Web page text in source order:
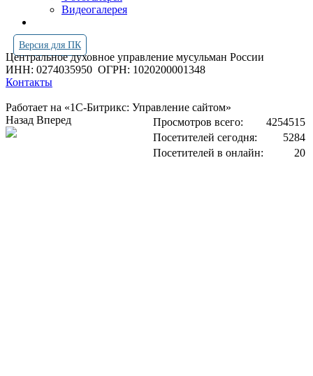
Видеогалерея
Версия для ПК
Центральное духовное управление мусульман России
ИНН: 0274035950 ОГРН: 1020200001348
Контакты
Работает на «1С-Битрикс: Управление сайтом»
Просмотров всего:
4254515
Посетителей сегодня:
5284
Посетителей в онлайн:
20
Назад Вперед